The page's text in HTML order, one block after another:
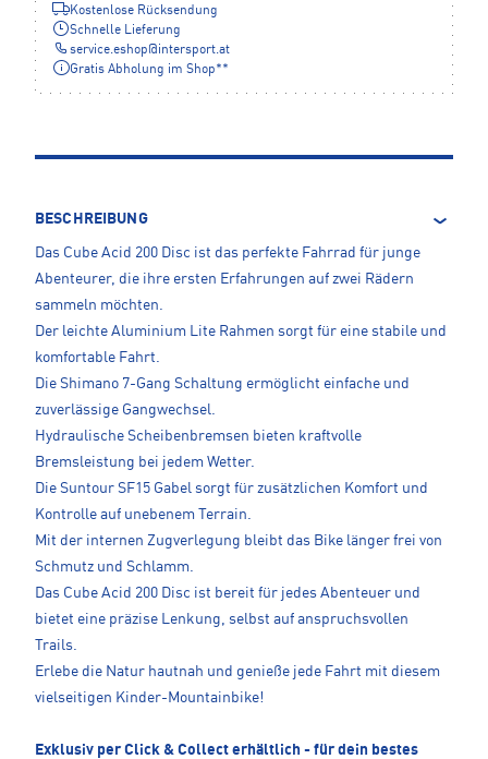
Kostenlose Rücksendung
Schnelle Lieferung
service.eshop@intersport.at
Gratis Abholung im Shop**
BESCHREIBUNG
Das Cube Acid 200 Disc ist das perfekte Fahrrad für junge
Abenteurer, die ihre ersten Erfahrungen auf zwei Rädern
sammeln möchten.
Der leichte Aluminium Lite Rahmen sorgt für eine stabile und
komfortable Fahrt.
Die Shimano 7-Gang Schaltung ermöglicht einfache und
zuverlässige Gangwechsel.
Hydraulische Scheibenbremsen bieten kraftvolle
Bremsleistung bei jedem Wetter.
Die Suntour SF15 Gabel sorgt für zusätzlichen Komfort und
Kontrolle auf unebenem Terrain.
Mit der internen Zugverlegung bleibt das Bike länger frei von
Schmutz und Schlamm.
Das Cube Acid 200 Disc ist bereit für jedes Abenteuer und
bietet eine präzise Lenkung, selbst auf anspruchsvollen
Trails.
Erlebe die Natur hautnah und genieße jede Fahrt mit diesem
vielseitigen Kinder-Mountainbike!
Exklusiv per Click & Collect erhältlich - für dein bestes